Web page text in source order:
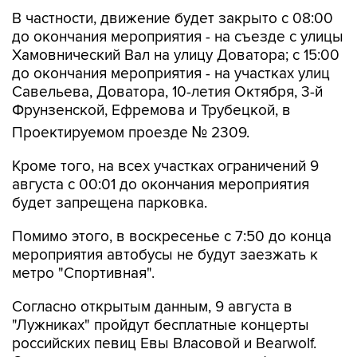
Хамовнический Вал на улицу Доватора; с 15:00
до окончания мероприятия - на участках улиц
Савельева, Доватора, 10-летия Октября, 3-й
Фрунзенской, Ефремова и Трубецкой, в
Проектируемом проезде № 2309.
Кроме того, на всех участках ограничений 9
будет запрещена парковка.
Помимо этого, в воскресенье с 7:50 до конца
метро "Спортивная".
Согласно открытым данным, 9 августа в
российских певиц Евы Власовой и Bearwolf.
Они являются частью спортивного фестиваля
и фестиваля спортивных единоборств.